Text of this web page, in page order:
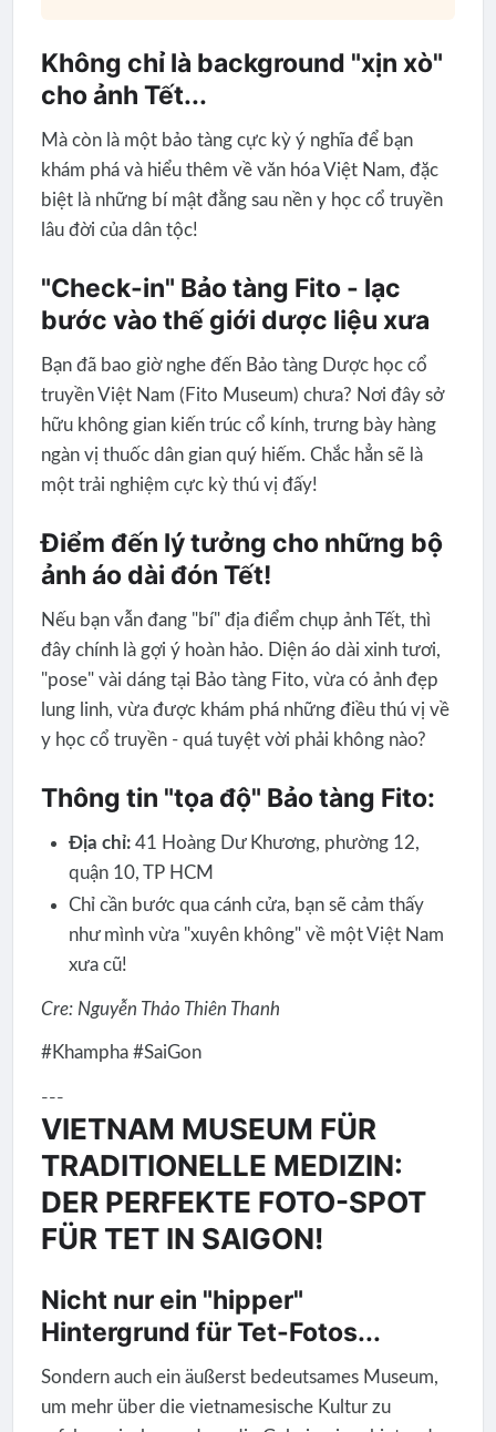
Không chỉ là background "xịn xò"
cho ảnh Tết...
Mà còn là một bảo tàng cực kỳ ý nghĩa để bạn
khám phá và hiểu thêm về văn hóa Việt Nam, đặc
biệt là những bí mật đằng sau nền y học cổ truyền
lâu đời của dân tộc!
"Check-in" Bảo tàng Fito - lạc
bước vào thế giới dược liệu xưa
Bạn đã bao giờ nghe đến Bảo tàng Dược học cổ
truyền Việt Nam (Fito Museum) chưa? Nơi đây sở
hữu không gian kiến trúc cổ kính, trưng bày hàng
ngàn vị thuốc dân gian quý hiếm. Chắc hẳn sẽ là
một trải nghiệm cực kỳ thú vị đấy!
Điểm đến lý tưởng cho những bộ
ảnh áo dài đón Tết!
Nếu bạn vẫn đang "bí" địa điểm chụp ảnh Tết, thì
đây chính là gợi ý hoàn hảo. Diện áo dài xinh tươi,
"pose" vài dáng tại Bảo tàng Fito, vừa có ảnh đẹp
lung linh, vừa được khám phá những điều thú vị về
y học cổ truyền - quá tuyệt vời phải không nào?
Thông tin "tọa độ" Bảo tàng Fito:
Địa chỉ:41 Hoàng Dư Khương, phường 12,
quận 10, TP HCM
Chỉ cần bước qua cánh cửa, bạn sẽ cảm thấy
như mình vừa "xuyên không" về một Việt Nam
xưa cũ!
Cre: Nguyễn Thảo Thiên Thanh
#Khampha #SaiGon
---
VIETNAM MUSEUM FÜR
TRADITIONELLE MEDIZIN:
DER PERFEKTE FOTO-SPOT
FÜR TET IN SAIGON!
Nicht nur ein "hipper"
Hintergrund für Tet-Fotos...
Sondern auch ein äußerst bedeutsames Museum,
um mehr über die vietnamesische Kultur zu